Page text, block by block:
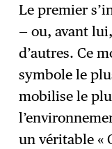
Le premier
— ou, avant
d’autres. Ce
symbole le
mobilise le
un véritable «